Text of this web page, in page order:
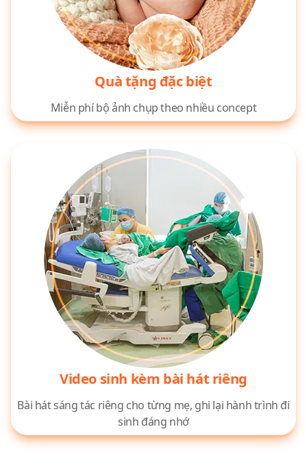
Quà tặng đặc biệt
Miễn phí bộ ảnh chụp theo nhiều concept
Video sinh kèm bài hát riêng
Bài hát sáng tác riêng cho từng mẹ, ghi lại hành trình đi
sinh đáng nhớ